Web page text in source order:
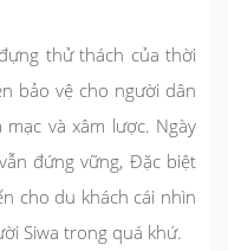
thử thách của thời
bảo vệ cho người dân
và xâm lược. Ngày
đứng vững, Đặc biệt
cho du khách cái nhìn
Siwa trong quá khứ.